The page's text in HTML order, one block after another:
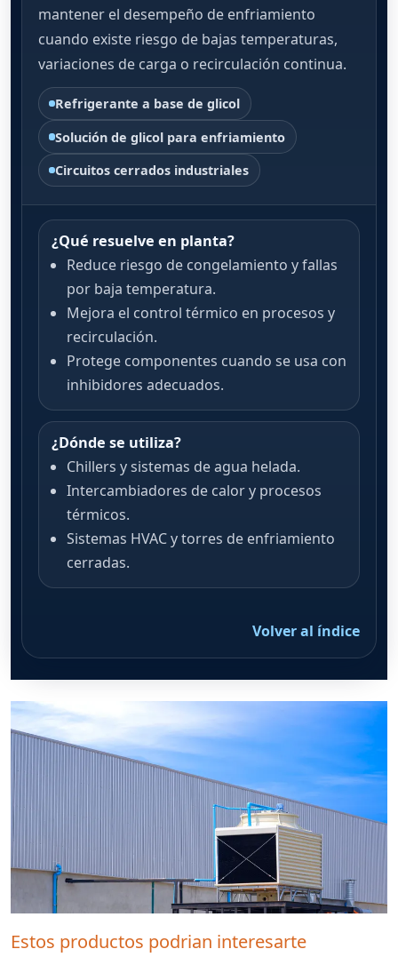
mantener el desempeño de enfriamiento
cuando existe riesgo de bajas temperaturas,
variaciones de carga o recirculación continua.
Refrigerante a base de glicol
Solución de glicol para enfriamiento
Circuitos cerrados industriales
¿Qué resuelve en planta?
Reduce riesgo de congelamiento y fallas
por baja temperatura.
Mejora el control térmico en procesos y
recirculación.
Protege componentes cuando se usa con
inhibidores adecuados.
¿Dónde se utiliza?
Chillers y sistemas de agua helada.
Intercambiadores de calor y procesos
térmicos.
Sistemas HVAC y torres de enfriamiento
cerradas.
Volver al índice
Estos productos podrian interesarte